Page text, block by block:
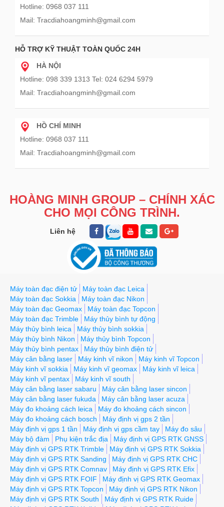
Hotline: 0968 037 111
Mail: Tracdiahoangminh@gmail.com
HỖ TRỢ KỸ THUẬT TOÀN QUỐC 24H
HÀ NỘI
Hotline: 098 339 1313 Tel: 024 6294 5979
Mail: Tracdiahoangminh@gmail.com
HỒ CHÍ MINH
Hotline: 0968 037 111
Mail: Tracdiahoangminh@gmail.com
HOÀNG MINH GROUP – CHÍNH XÁC
CHO MỌI CÔNG TRÌNH.
Liên hệ
Máy toàn đạc điện tử
Máy toàn đạc Leica
Máy toàn đạc Sokkia
Máy toàn đạc Nikon
Máy toàn đạc Geomax
Máy toàn đạc Topcon
Máy toàn đạc Trimble
Máy thủy bình tự động
Máy thủy bình leica
Máy thủy bình sokkia
Máy thủy bình Nikon
Máy thủy bình Topcon
Máy thủy bình pentax
Máy thủy bình điện tử
Máy cân bằng laser
Máy kinh vĩ nikon
Máy kinh vĩ Topcon
Máy kinh vĩ sokkia
Máy kinh vĩ geomax
Máy kinh vĩ leica
Máy kinh vĩ pentax
Máy kinh vĩ south
Máy cân bằng laser sabaru
Máy cân bằng laser sincon
Máy cân bằng laser fukuda
Máy cân bằng laser acuza
Máy đo khoảng cách leica
Máy đo khoảng cách sincon
Máy đo khoảng cách bosch
Máy định vị gps 2 tần
Máy định vị gps 1 tần
Máy định vị gps cầm tay
Máy đo sâu
Máy bộ đàm
Phụ kiện trắc địa
Máy định vị GPS RTK GNSS
Máy định vị GPS RTK Trimble
Máy định vị GPS RTK Sokkia
Máy định vị GPS RTK Sanding
Máy định vị GPS RTK CHC
Máy định vị GPS RTK Comnav
Máy định vị GPS RTK Efix
Máy định vị GPS RTK FOIF
Máy định vị GPS RTK Geomax
Máy định vị GPS RTK Topcon
Máy định vị GPS RTK Nikon
Máy định vị GPS RTK South
Máy định vị GPS RTK Ruide